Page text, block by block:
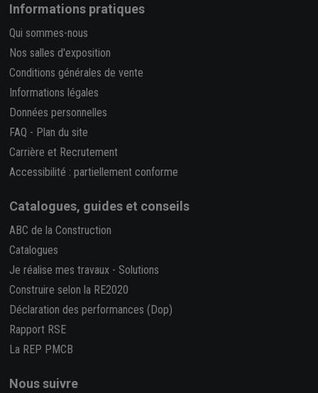
Informations pratiques
Qui sommes-nous
Nos salles d'exposition
Conditions générales de vente
Informations légales
Données personnelles
FAQ - Plan du site
Carrière et Recrutement
Accessibilité : partiellement conforme
Catalogues, guides et conseils
ABC de la Construction
Catalogues
Je réalise mes travaux - Solutions
Construire selon la RE2020
Déclaration des performances (Dop)
Rapport RSE
La REP PMCB
Nous suivre